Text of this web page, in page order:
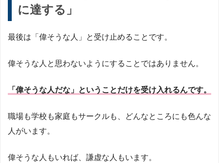
に達する」
最後は「偉そうな人」と受け止めることです。
偉そうな人と思わないようにすることではありません。
「偉そうな人だな」ということだけを受け入れるんです。
職場も学校も家庭もサークルも、どんなところにも色んな
人がいます。
偉そうな人もいれば、謙虚な人もいます。